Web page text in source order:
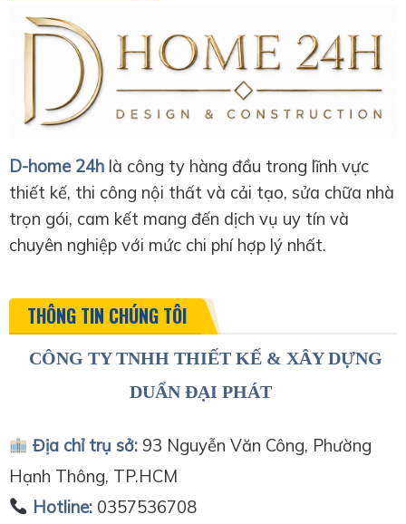
D-home 24h là công ty hàng đầu trong lĩnh vực
thiết kế, thi công nội thất và cải tạo, sửa chữa nhà
trọn gói, cam kết mang đến dịch vụ uy tín và
chuyên nghiệp với mức chi phí hợp lý nhất.
THÔNG TIN CHÚNG TÔI
CÔNG TY TNHH THIẾT KẾ & XÂY DỰNG
DUẨN ĐẠI PHÁT
Địa chỉ trụ sở:93 Nguyễn Văn Công, Phường
Hạnh Thông, TP.HCM
Hotline:0357536708